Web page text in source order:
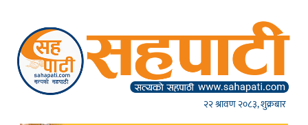
२२ श्रावण २०८३, शुक्रबार